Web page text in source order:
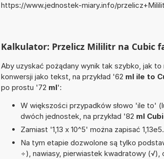
https://www.jednostek-miary.info/
Kalkulator: Przelicz Mililitr na Cubic
Aby uzyskać pożądany wynik tak szybko, jak
konwersji jako tekst, na przykład '62 ml ile to
po prostu '72 ml':
W większości przypadków słowo 'ile to'
dwóch jednostek, na przykład '82 ml
Zamiast '1,13 x 10^5' można zapisać
Na tym etapie dozwolone są tylko
÷), nawiasy, pierwiastek kwadratowy (√),